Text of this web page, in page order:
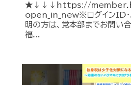
★↓↓↓https://
open_in_new※ログインID・
明の方は、党本部までお問い
福...